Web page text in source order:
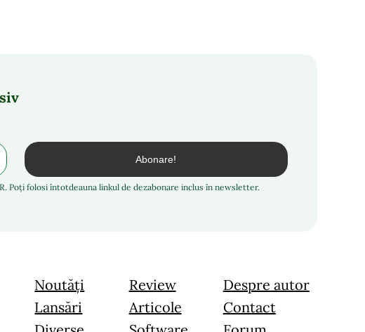
folosi întotdeauna linkul de dezabonare inclus în newsletter.
Noutăți
Lansări
Review
Articole
Despre autor
Contact